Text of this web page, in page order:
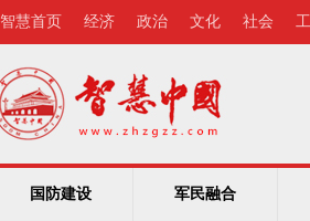
智慧首页 经济 政治 文化 社会
国防建设 军民融合